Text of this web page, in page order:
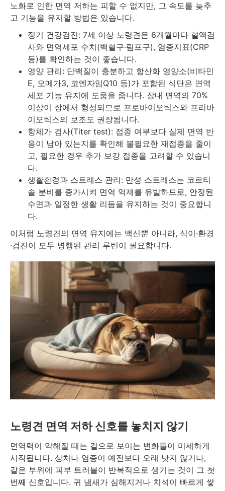
노화로 인한 면역 저하는 피할 수 없지만, 그 속도를 늦추
고 기능을 유지할 방법은 있습니다.
정기 건강검진: 7세 이상 노령견은 6개월마다 혈액검
사와 면역세포 수치(백혈구·림프구), 염증지표(CRP
등)를 확인하는 것이 좋습니다.
영양 관리: 단백질이 충분하고 항산화 영양소(비타민
E, 오메가3, 코엔자임Q10 등)가 포함된 식단은 면역
세포 기능 유지에 도움을 줍니다. 장내 면역의 70%
이상이 장에서 형성되므로 프로바이오틱스와 프리바
이오틱스의 보조도 권장됩니다.
항체가 검사(Titer test): 접종 여부보다 실제 면역 반
응이 남아 있는지를 확인해 불필요한 재접종을 줄이
고, 필요한 경우 추가 보강 접종을 고려할 수 있습니
다.
생활환경과 스트레스 관리: 만성 스트레스는 코르티
솔 분비를 증가시켜 면역 억제를 유발하므로, 안정된
수면과 일정한 생활 리듬을 유지하는 것이 중요합니
다.
이처럼 노령견의 면역 유지에는 백신뿐 아니라, 식이·환경
·검진이 모두 병행된 관리 루틴이 필요합니다.
노령견 면역 저하 신호를 놓치지 않기
면역력이 약해질 때는 겉으로 보이는 변화들이 미세하게
시작됩니다. 상처나 염증이 예전보다 오래 낫지 않거나,
같은 부위에 피부 트러블이 반복적으로 생기는 것이 그 첫
번째 신호입니다. 귀 냄새가 심해지거나 치석이 빠르게 쌓